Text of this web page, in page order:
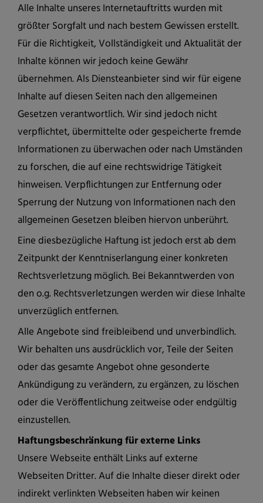
Alle Inhalte unseres Internetauftritts wurden mit
größter Sorgfalt und nach bestem Gewissen erstellt.
Für die Richtigkeit, Vollständigkeit und Aktualität der
Inhalte können wir jedoch keine Gewähr
übernehmen. Als Diensteanbieter sind wir für eigene
Inhalte auf diesen Seiten nach den allgemeinen
Gesetzen verantwortlich. Wir sind jedoch nicht
verpflichtet, übermittelte oder gespeicherte fremde
Informationen zu überwachen oder nach Umständen
zu forschen, die auf eine rechtswidrige Tätigkeit
hinweisen. Verpflichtungen zur Entfernung oder
Sperrung der Nutzung von Informationen nach den
allgemeinen Gesetzen bleiben hiervon unberührt.
Eine diesbezügliche Haftung ist jedoch erst ab dem
Zeitpunkt der Kenntniserlangung einer konkreten
Rechtsverletzung möglich. Bei Bekanntwerden von
den o.g. Rechtsverletzungen werden wir diese Inhalte
unverzüglich entfernen.
Alle Angebote sind freibleibend und unverbindlich.
Wir behalten uns ausdrücklich vor, Teile der Seiten
oder das gesamte Angebot ohne gesonderte
Ankündigung zu verändern, zu ergänzen, zu löschen
oder die Veröffentlichung zeitweise oder endgültig
einzustellen.
Haftungsbeschränkung für externe Links
Unsere Webseite enthält Links auf externe
Webseiten Dritter. Auf die Inhalte dieser direkt oder
indirekt verlinkten Webseiten haben wir keinen